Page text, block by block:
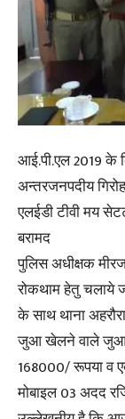
आई.पी.एल 2019
अन्तरजनपदीय
एलईडी टीवी मय
बरामद
पुलिस अधीक्षक
रोकथाम हेतु चलाये
के साथ थाना
जुआ खेलने वाले
168000/ रूपया व
मोबाइल 03 अदद